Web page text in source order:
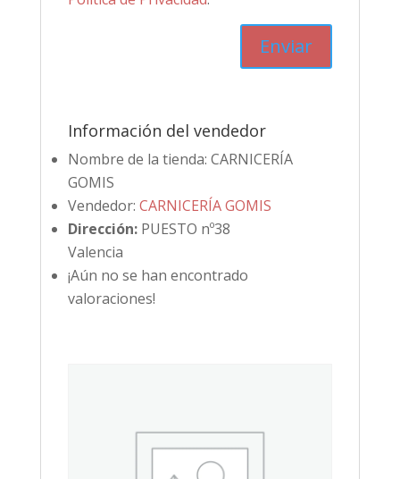
Información del vendedor
Nombre de la tienda: CARNICERÍA
GOMIS
Vendedor: CARNICERÍA GOMIS
Dirección: PUESTO nº38
Valencia
¡Aún no se han encontrado
valoraciones!